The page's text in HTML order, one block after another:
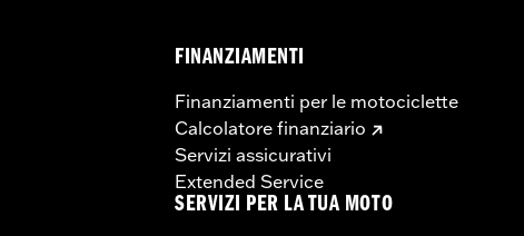
FINANZIAMENTI
Finanziamenti per le motociclette
Calcolatore finanziario
Servizi assicurativi
Extended Service
SERVIZI PER LA TUA MOTO